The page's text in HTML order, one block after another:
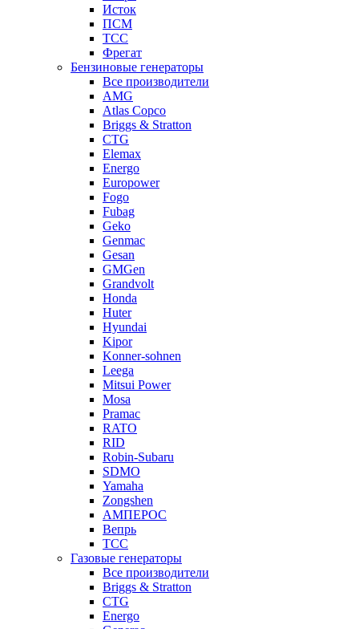
Исток
ПСМ
ТСС
Фрегат
Бензиновые генераторы
Все производители
AMG
Atlas Copco
Briggs & Stratton
CTG
Elemax
Energo
Europower
Fogo
Fubag
Geko
Genmac
Gesan
GMGen
Grandvolt
Honda
Huter
Hyundai
Kipor
Konner-sohnen
Leega
Mitsui Power
Mosa
Pramac
RATO
RID
Robin-Subaru
SDMO
Yamaha
Zongshen
АМПЕРОС
Вепрь
ТСС
Газовые генераторы
Все производители
Briggs & Stratton
CTG
Energo